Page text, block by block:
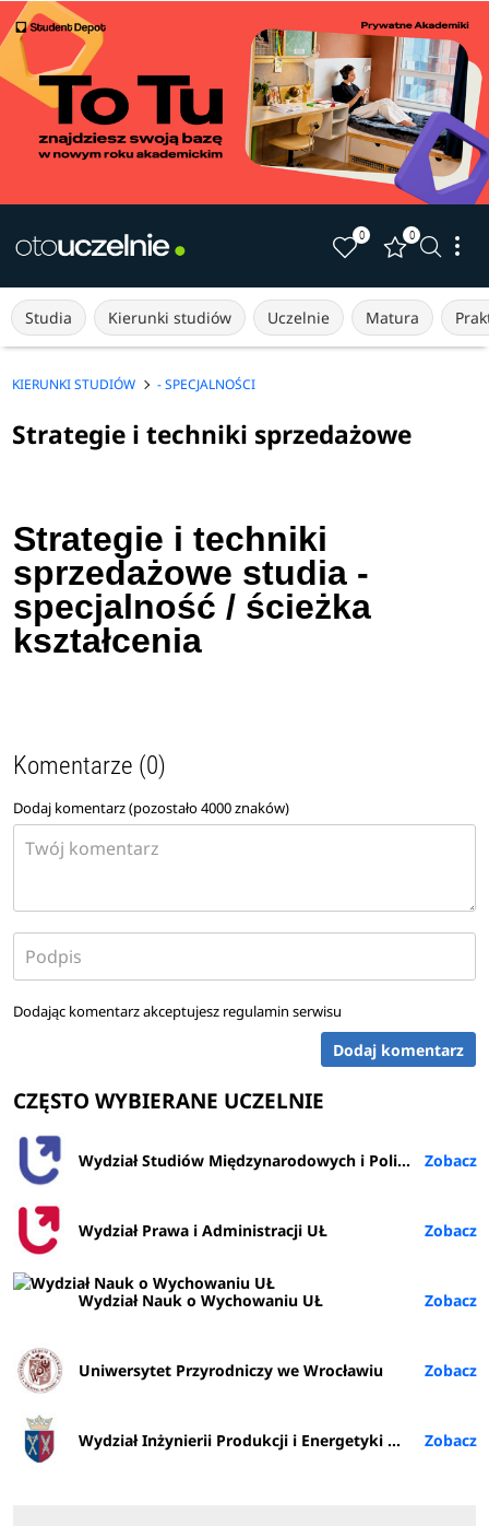
0 0
Studia Kierunki studiów Uczelnie Matura
KIERUNKI STUDIÓW - SPECJALNOŚCI
Strategie i techniki sprzedażowe
Strategie i techniki
sprzedażowe studia -
specjalność / ścieżka
kształcenia
Komentarze (0)
Dodaj komentarz (pozostało4000znaków)
Dodając komentarz akceptujesz regulamin serwisu
Dodaj komentarz
CZĘSTO WYBIERANE UCZELNIE
Wydział Studiów Międzynarodowych i Politologicznych UŁ
Wydział Prawa i Administracji UŁ
Wydział Nauk o Wychowaniu UŁ
Uniwersytet Przyrodniczy we Wrocławiu
Wydział Inżynierii Produkcji i Energetyki URK